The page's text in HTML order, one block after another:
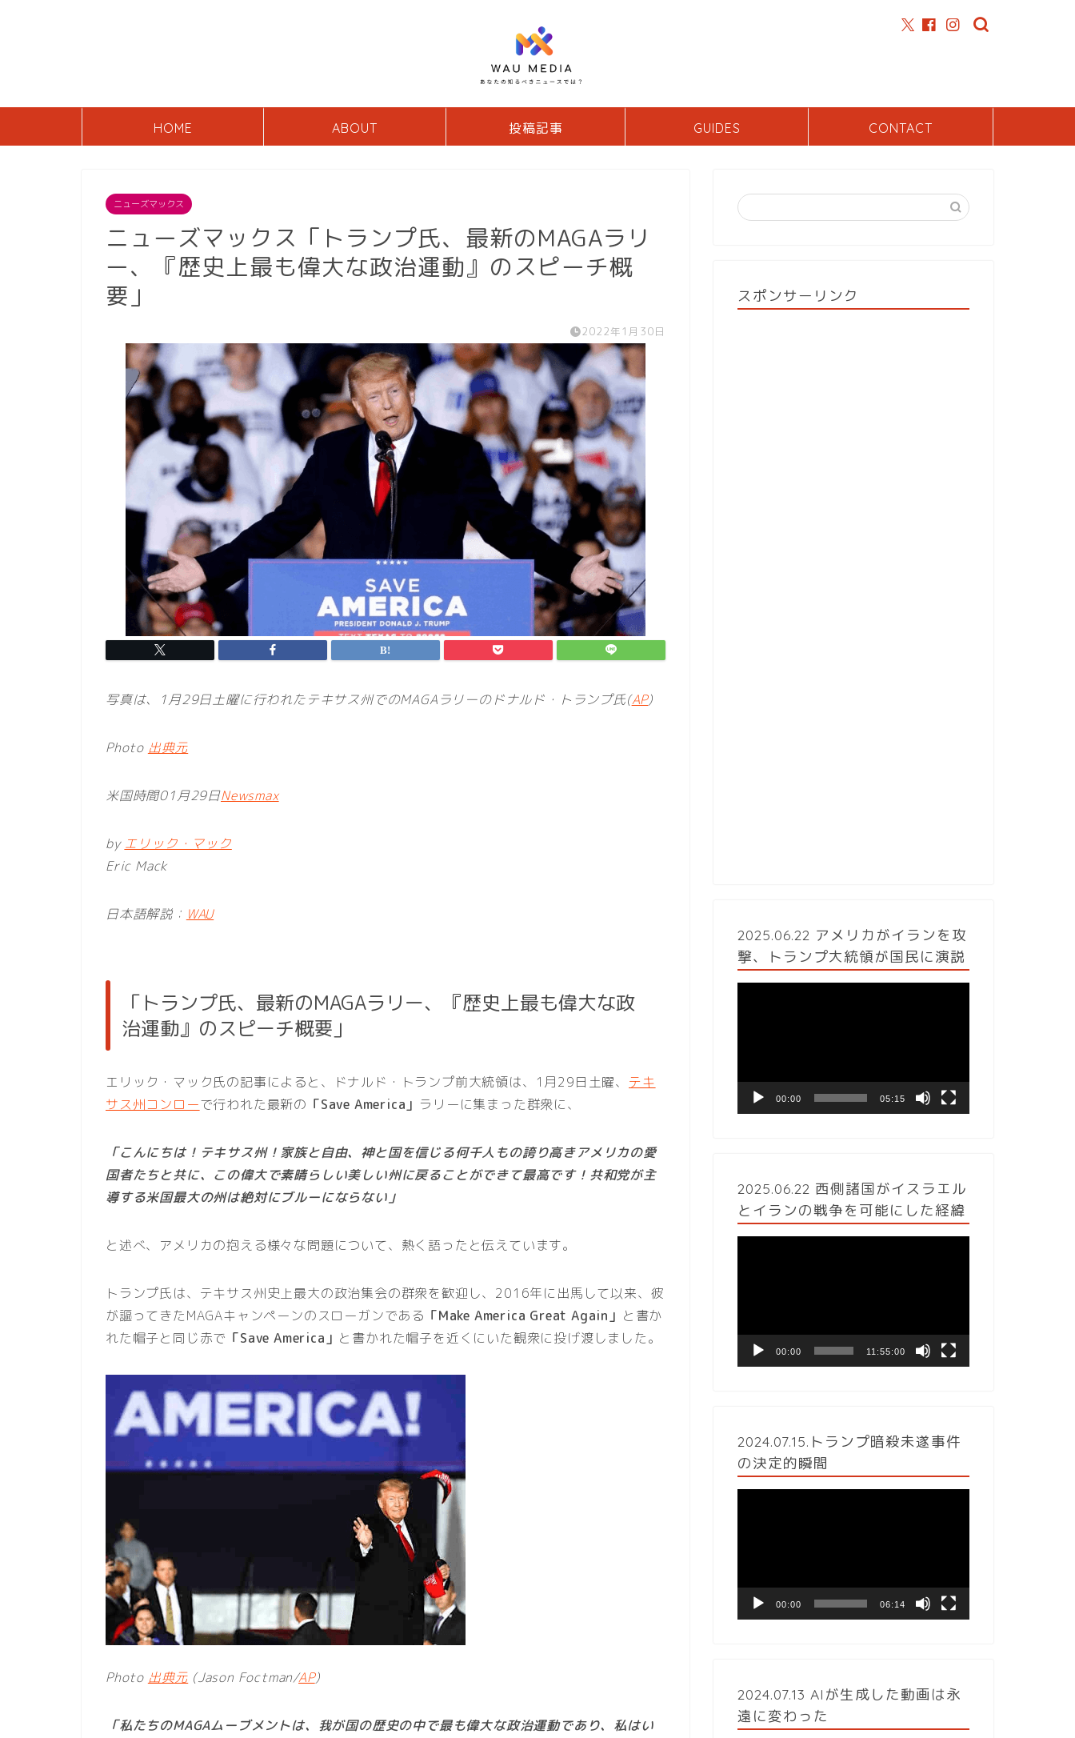
HOME ABOUT 投稿記事 GUIDES CONTACT
ニューズマックス
ニューズマックス「トランプ氏、最新のMAGAラリ
ー、『歴史上最も偉大な政治運動』のスピーチ概
要」
2022年1月30日
写真は、1月29日土曜に行われたテキサス州でのMAGAラリーのドナルド・トランプ氏(AP)
Photo 出典元
米国時間01月29日Newsmax
by エリック・マック
Eric Mack
日本語解説： WAU
「トランプ氏、最新のMAGAラリー、『歴史上最も偉大な政
治運動』のスピーチ概要」
エリック・マック氏の記事によると、ドナルド・トランプ前大統領は、1月29日土曜、 テキ
サス州コンローで行われた最新の 「Save America」 ラリーに集まった群衆に、
「こんにちは！テキサス州！家族と自由、神と国を信じる何千人もの誇り高きアメリカの愛
国者たちと共に、この偉大で素晴らしい美しい州に戻ることができて最高です！共和党が主
導する米国最大の州は絶対にブルーにならない」
と述べ、アメリカの抱える様々な問題について、熱く語ったと伝えています。
トランプ氏は、テキサス州史上最大の政治集会の群衆を歓迎し、2016年に出馬して以来、彼
が謳ってきたMAGAキャンペーンのスローガンである 「Make America Great Again」 と書か
れた帽子と同じ赤で 「Save America」 と書かれた帽子を近くにいた観衆に投げ渡しました。
Photo 出典元 (Jason Foctman/AP)
「私たちのMAGAムーブメントは、我が国の歴史の中で最も偉大な政治運動であり、私はい
スポンサーリンク
2025.06.22 アメリカがイランを攻
撃、トランプ大統領が国民に演説
ヤ
00:00 05:15
2025.06.22 西側諸国がイスラエル
とイランの戦争を可能にした経緯
ヤ
00:00 11:55:00
2024.07.15.トランプ暗殺未遂事件
の決定的瞬間
ヤ
00:00 06:14
2024.07.13 AIが生成した動画は永
遠に変わった